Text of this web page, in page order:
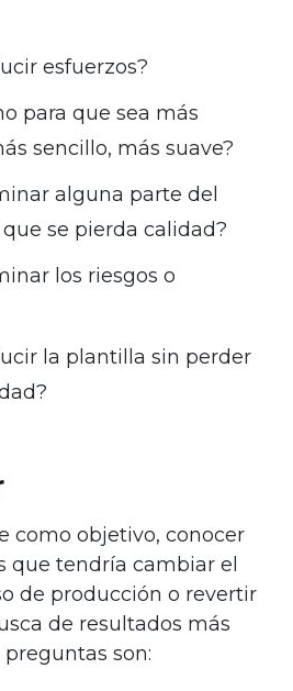
esfuerzos?
para que sea más
sencillo, más suave?
alguna parte del
se pierda calidad?
los riesgos o
la plantilla sin perder
como objetivo, conocer
que tendría cambiar el
de producción o revertir
de resultados más
preguntas son: